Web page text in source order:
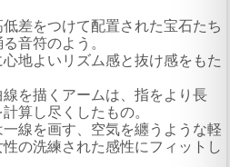
差をつけて配置された宝石たち
音符のよう。
地よいリズム感と抜け感をもた
を描くアームは、指をより長
算し尽くしたもの。
線を画す、空気を纏うような軽
の洗練された感性にフィットし